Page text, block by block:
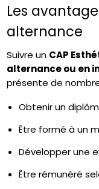
Les
alternance
Suivre un CAP
alternance ou en
présente de
Obtenir un
Être formé à un
Développer une
Être rémunéré